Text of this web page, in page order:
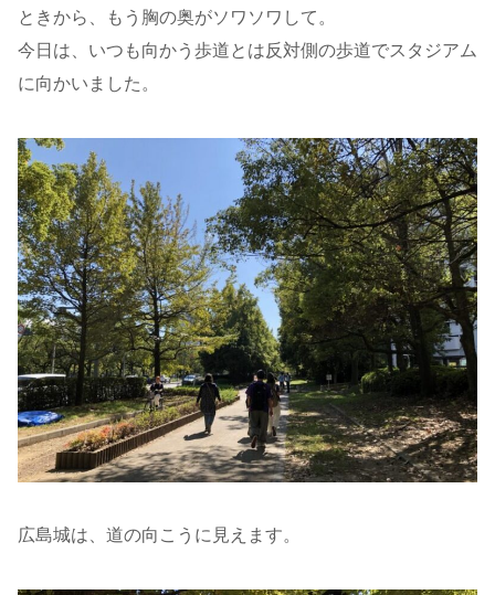
ときから、もう胸の奥がソワソワして。
今日は、いつも向かう歩道とは反対側の歩道でスタジアム
に向かいました。
広島城は、道の向こうに見えます。